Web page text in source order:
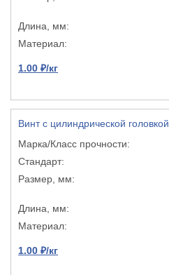
1.00 ₽/кг
Винт с цилиндрической головкой
1.00 ₽/кг